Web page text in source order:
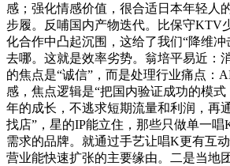
感；强化情感价值，很合适日本年轻人
步履。反哺国内产物迭代。比保守KTV
化合作中凸起沉围，这给了我们“降维
去哪。这就是效率劣势。翁培平易近：
的焦点是“诚信”，而是处理行业痛点：
感，焦点逻辑是“把国内验证成功的模
年的成长，不逃求短期流量和利润，再
找店”，星的IP能立住，那些只做单一
需求的品牌。就通过手艺让唱K更有互
营业能快速扩张的主要缘由。二是当地